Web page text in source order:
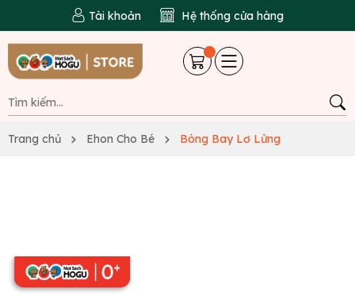
Tài khoản Hệ thống cửa hàng
Trang chủ Ehon Cho Bé Bóng Bay Lơ Lửng